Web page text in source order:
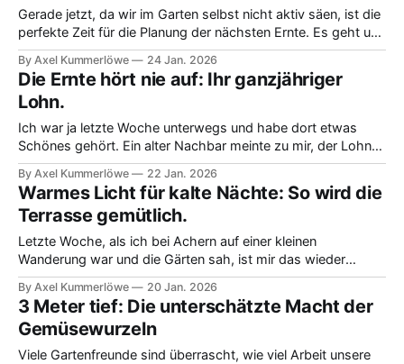
Gerade jetzt, da wir im Garten selbst nicht aktiv säen, ist die
perfekte Zeit für die Planung der nächsten Ernte. Es geht um
die Vorbereitung für richtig dicke, essbare Wurzeln, die uns
später im Jahr Freude machen. Viele Gartenfreunde prüfen in
dieser Phase ja auch noch ihre eingelagerten Schätze – denn
By Axel Kummerlöwe 24 Jan. 2026
Die Ernte hört nie auf: Ihr ganzjähriger
Lohn.
Ich war ja letzte Woche unterwegs und habe dort etwas
Schönes gehört. Ein alter Nachbar meinte zu mir, der Lohn
des Gärtnerns fängt eigentlich schon jetzt im Januar an. Ich
dachte immer, jetzt ist Ruhe, aber er hat mich überzeugt: Es
geht jetzt schon los mit der detaillierten Planung der
By Axel Kummerlöwe 22 Jan. 2026
Warmes Licht für kalte Nächte: So wird die
Terrasse gemütlich.
Letzte Woche, als ich bei Achern auf einer kleinen
Wanderung war und die Gärten sah, ist mir das wieder
bewusst geworden. Es ist ja so dunkel und kalt draußen. Es
geht im Winter doch gar nicht darum, die ganze Terrasse
auszuleuchten, sondern eher darum, gemütliche Lichtinseln
zu schaffen, die man
By Axel Kummerlöwe 20 Jan. 2026
3 Meter tief: Die unterschätzte Macht der
Gemüsewurzeln
Viele Gartenfreunde sind überrascht, wie viel Arbeit unsere